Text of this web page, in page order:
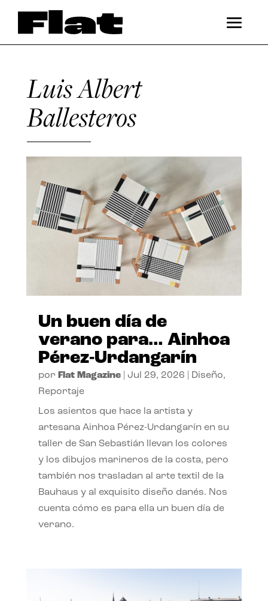
Luis Albert
Ballesteros
Un buen día de
verano para… Ainhoa
Pérez-Urdangarín
por Flat Magazine| Jul 29, 2026 Diseño,
Reportaje
Los asientos que hace la artista y
artesana Ainhoa Pérez-Urdangarín en su
taller de San Sebastián llevan los colores
y los dibujos marineros de la costa, pero
también nos trasladan al arte textil de la
Bauhaus y al exquisito diseño danés. Nos
cuenta cómo es para ella un buen día de
verano.